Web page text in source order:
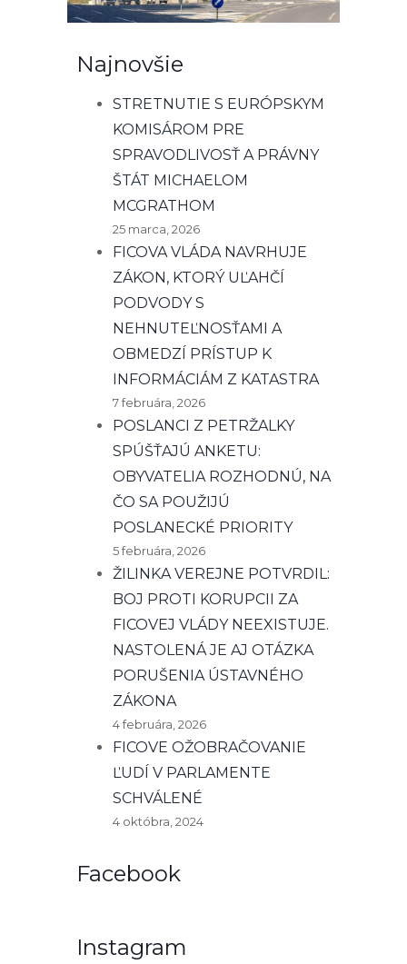
Najnovšie
STRETNUTIE S EURÓPSKYM
KOMISÁROM PRE
SPRAVODLIVOSŤ A PRÁVNY
ŠTÁT MICHAELOM
MCGRATHOM
25 marca, 2026
FICOVA VLÁDA NAVRHUJE
ZÁKON, KTORÝ UĽAHČÍ
PODVODY S
NEHNUTEĽNOSŤAMI A
OBMEDZÍ PRÍSTUP K
INFORMÁCIÁM Z KATASTRA
7 februára, 2026
POSLANCI Z PETRŽALKY
SPÚŠŤAJÚ ANKETU:
OBYVATELIA ROZHODNÚ, NA
ČO SA POUŽIJÚ
POSLANECKÉ PRIORITY
5 februára, 2026
ŽILINKA VEREJNE POTVRDIL:
BOJ PROTI KORUPCII ZA
FICOVEJ VLÁDY NEEXISTUJE.
NASTOLENÁ JE AJ OTÁZKA
PORUŠENIA ÚSTAVNÉHO
ZÁKONA
4 februára, 2026
FICOVE OŽOBRAČOVANIE
ĽUDÍ V PARLAMENTE
SCHVÁLENÉ
4 októbra, 2024
Facebook
Instagram